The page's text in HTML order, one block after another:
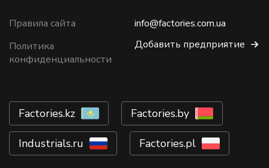
Правила сайта
Политика
конфиденциальности
info@factories.com.ua
Добавить предприятие
Factories.kz Factories.by
Industrials.ru Factories.pl